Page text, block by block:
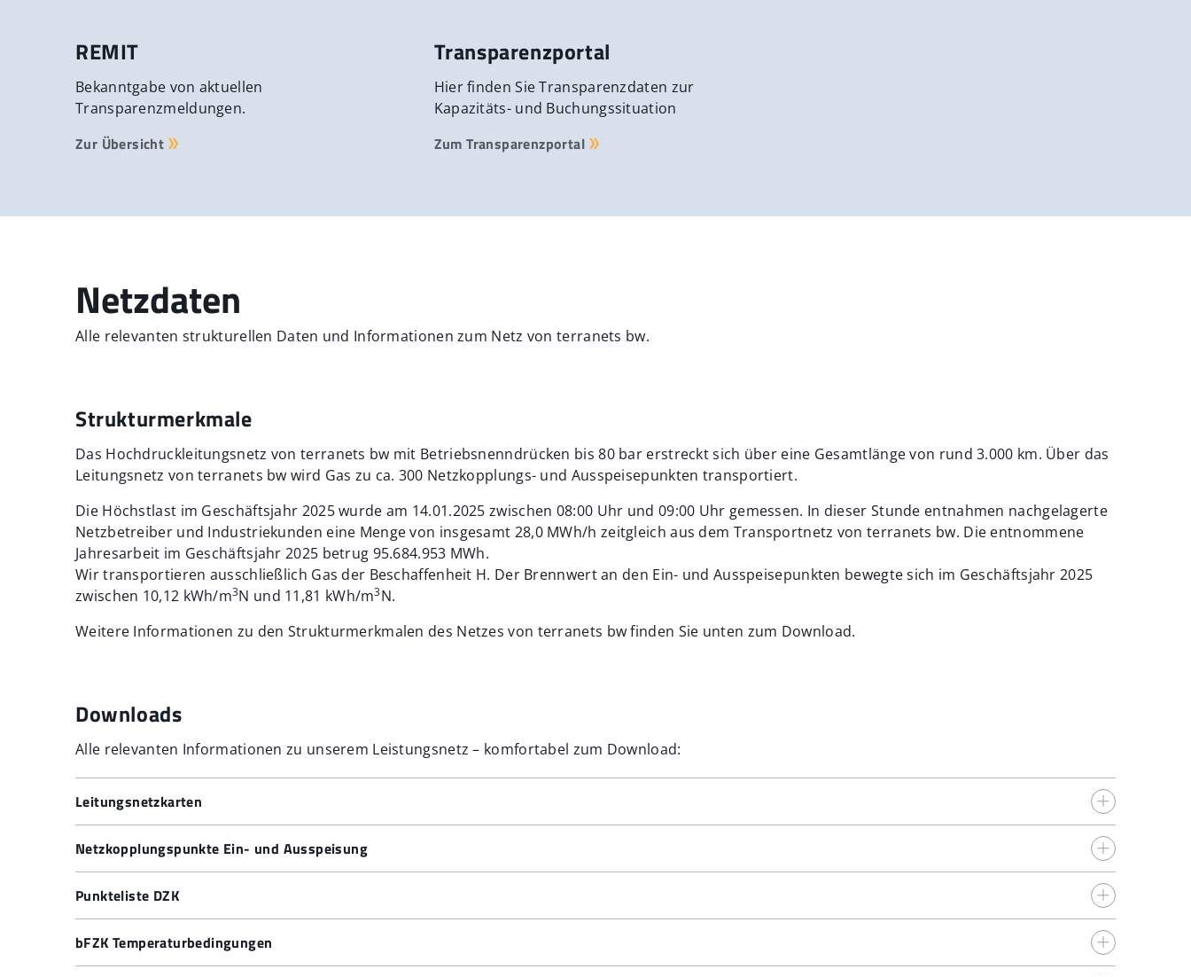
REMIT
Bekanntgabe von aktuellen
Transparenzmeldungen.
Zur Übersicht
Transparenzportal
Hier finden Sie Transparenzdaten zur
Kapazitäts- und Buchungssituation
Zum Transparenzportal
Netzdaten
Alle relevanten strukturellen Daten und Informationen zum Netz von terranets bw.
Strukturmerkmale
Das Hochdruckleitungsnetz von terranets bw mit Betriebsnenndrücken bis 80 bar erstreckt sich über eine Gesamtlänge von rund 3.000 km. Über das
Leitungsnetz von terranets bw wird Gas zu ca. 300 Netzkopplungs- und Ausspeisepunkten transportiert.
Die Höchstlast im Geschäftsjahr 2025 wurde am 14.01.2025 zwischen 08:00 Uhr und 09:00 Uhr gemessen. In dieser Stunde entnahmen nachgelagerte
Netzbetreiber und Industriekunden eine Menge von insgesamt 28,0 MWh/h zeitgleich aus dem Transportnetz von terranets bw. Die entnommene
Jahresarbeit im Geschäftsjahr 2025 betrug 95.684.953 MWh.
Wir transportieren ausschließlich Gas der Beschaffenheit H. Der Brennwert an den Ein- und Ausspeisepunkten bewegte sich im Geschäftsjahr 2025
zwischen 10,12 kWh/m3N und 11,81 kWh/m3N.
Weitere Informationen zu den Strukturmerkmalen des Netzes von terranets bw finden Sie unten zum Download.
Downloads
Alle relevanten Informationen zu unserem Leistungsnetz – komfortabel zum Download:
Leitungsnetzkarten
Leitungsnetzkarte terranets bw (Netzgebiet Nord, Hessen)
Netzkopplungspunkte Ein- und Ausspeisung
Netzkopplungspunkte Ausspeisung
Punkteliste DZK
bFZK Temperaturbedingungen